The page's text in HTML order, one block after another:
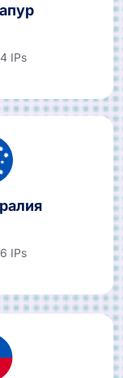
IPs
IPs